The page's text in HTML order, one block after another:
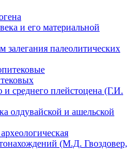
и его материальной
залегания палеолитических
среднего плейстоцена (Г.И.
олдувайской и ашельской
(М.Д. Гвоздовер,